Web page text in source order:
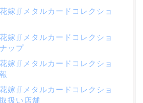
花嫁∬メタルカードコレクショ
花嫁∬メタルカードコレクショ
ップ
花嫁∬メタルカードコレクショ
花嫁∬メタルカードコレクショ
扱い店舗